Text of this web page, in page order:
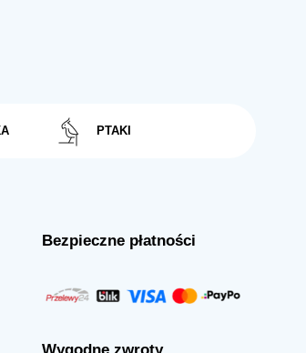
PTAKI
Bezpieczne płatności